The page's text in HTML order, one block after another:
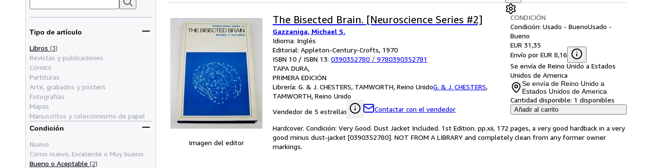
Tipo de artículo
Libros (3)
Revistas y publicaciones
Cómics
Partituras
Arte, grabados y pósters
Fotografías
Mapas
Manuscritos y coleccionismo de papel
Condición
Nuevo
Como nuevo, Excelente o Muy bueno
Bueno o Aceptable (2)
Imagen del editor
The Bisected Brain. [Neuroscience Series #2]
Gazzaniga, Michael S.
Idioma: Inglés
Editorial: Appleton-Century-Crofts, 1970
ISBN 10 / ISBN 13: 0390352780 / 9780390352781
TAPA DURA
PRIMERA EDICIÓN
Librería: G. & J. CHESTERS, TAMWORTH, Reino UnidoG. & J. CHESTERS,
TAMWORTH, Reino Unido
Vendedor de 5 estrellas
Contactar con el vendedor
CONDICIÓN
Condición: Usado - BuenoUsado -
Bueno
EUR 31,35
Envío por EUR 8,16
Se envía de Reino Unido a Estados
Unidos de America
Se envía de Reino Unido a
Estados Unidos de America
Cantidad disponible: 1 disponibles
Añadir al carrito
Hardcover. Condición: Very Good. Dust Jacket Included. 1st Edition. pp.xii, 172 pages, a very good hardback in a very
good minus dust-jacket [0390352780]. NOT FROM A LIBRARY and completely clean from any former owner
markings.